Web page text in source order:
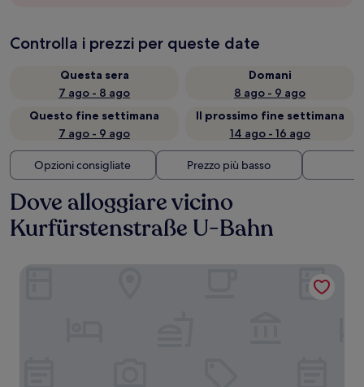
Controlla i prezzi per queste date
Questa sera
7 ago - 8 ago
Domani
8 ago - 9 ago
Questo fine settimana
7 ago - 9 ago
Il prossimo fine settimana
14 ago - 16 ago
Opzioni consigliate Prezzo più basso
Dove alloggiare vicino
Kurfürstenstraße U-Bahn